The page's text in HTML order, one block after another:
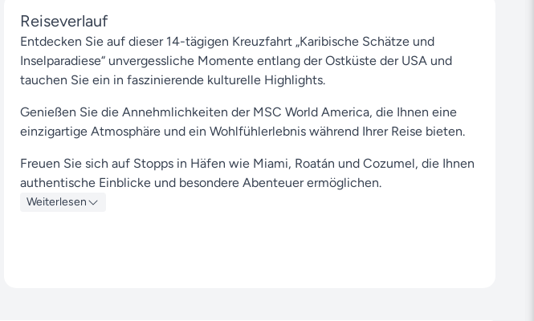
Reiseverlauf
Entdecken Sie auf dieser 14-tägigen Kreuzfahrt „Karibische Schätze und
Inselparadiese“ unvergessliche Momente entlang der Ostküste der USA und
tauchen Sie ein in faszinierende kulturelle Highlights.
Genießen Sie die Annehmlichkeiten der MSC World America, die Ihnen eine
einzigartige Atmosphäre und ein Wohlfühlerlebnis während Ihrer Reise bieten.
Freuen Sie sich auf Stopps in Häfen wie Miami, Roatán und Cozumel, die Ihnen
authentische Einblicke und besondere Abenteuer ermöglichen.
Weiterlesen